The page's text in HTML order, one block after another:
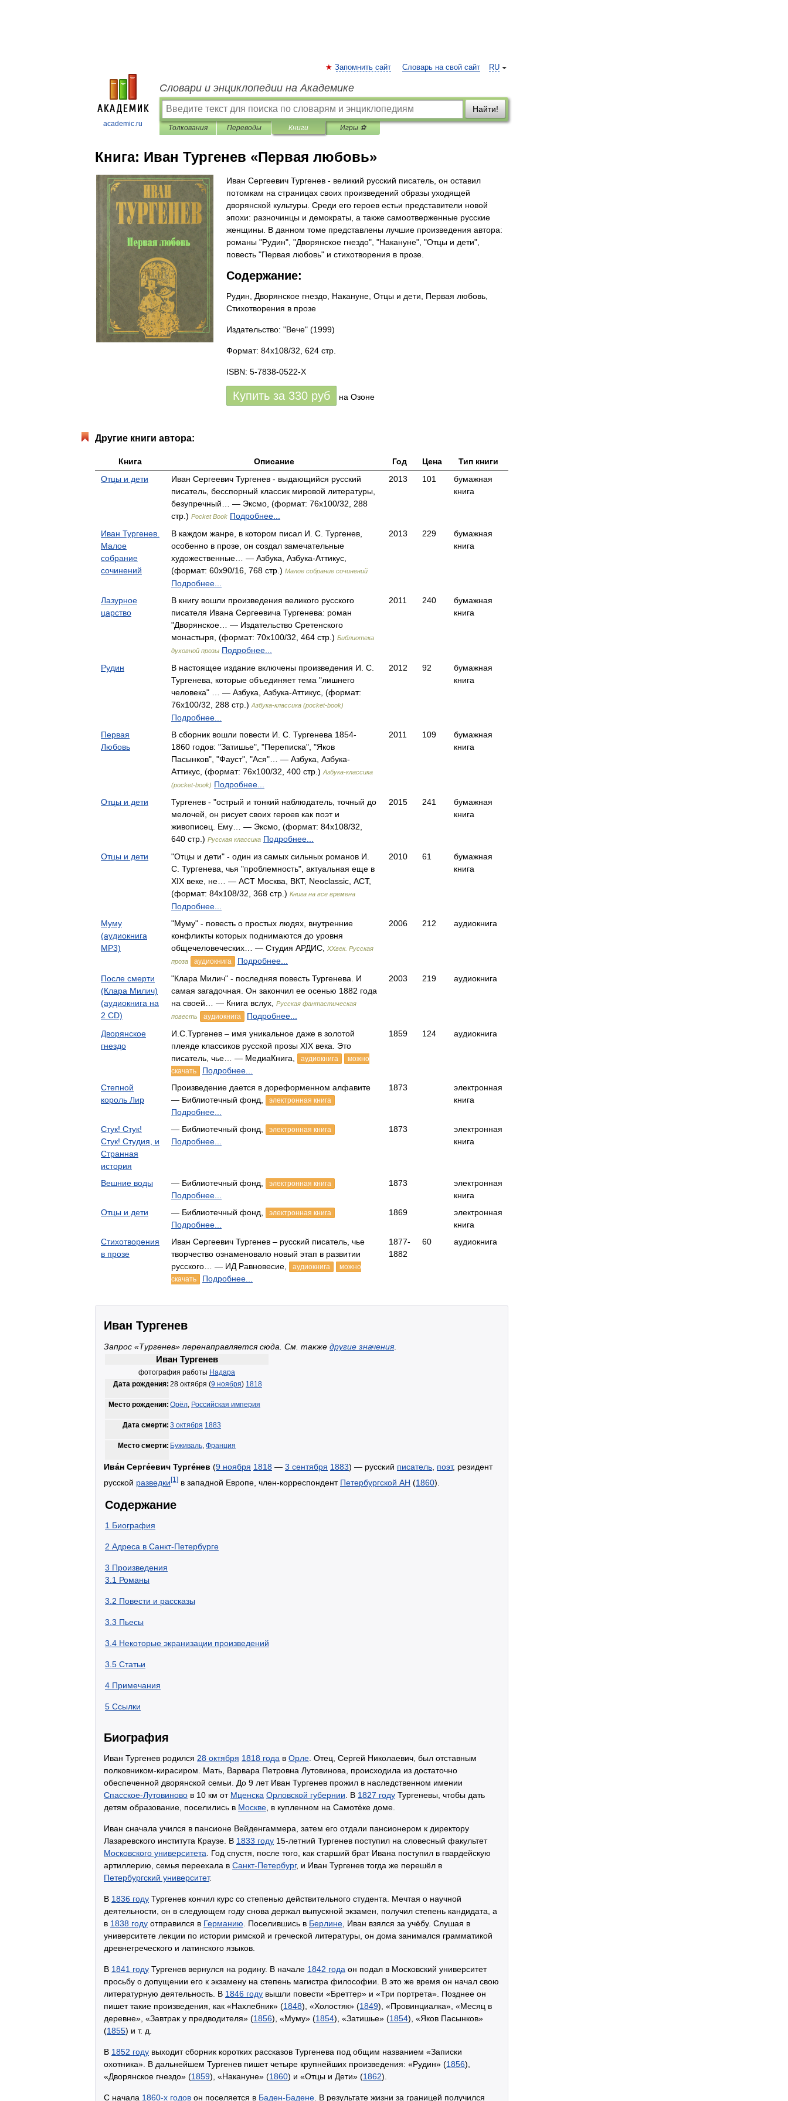
academic.ru
RU
Запомнить сайт Словарь на свой сайт
Словари и энциклопедии на Академике
Найти!
Толкования Переводы Книги Игры ⚽
Книга: Иван Тургенев «Первая любовь»
Иван Сергеевич Тургенев - великий русский писатель, он оставил
потомкам на страницах своих произведений образы уходящей
дворянской культуры. Среди его героев естьи представители новой
эпохи: разночинцы и демократы, а также самоотверженные русские
женщины. В данном томе представлены лучшие произведения автора:
романы "Рудин", "Дворянское гнездо", "Накануне", "Отцы и дети",
повесть "Первая любовь" и стихотворения в прозе.
Содержание:
Рудин, Дворянское гнездо, Накануне, Отцы и дети, Первая любовь,
Стихотворения в прозе
Издательство: "Вече" (1999)
Формат: 84x108/32, 624 стр.
ISBN: 5-7838-0522-X
Купить за 330 руб на Озоне
Другие книги автора:
Книга Описание Год Цена
Тип книги
Отцы и дети
Иван Сергеевич Тургенев - выдающийся русский
писатель, бесспорный классик мировой литературы,
безупречный… — Эксмо, (формат: 76x100/32, 288
стр.) Pocket Book Подробнее...
2013 101
бумажная
книга
Иван Тургенев.
Малое
собрание
сочинений
В каждом жанре, в котором писал И. С. Тургенев,
особенно в прозе, он создал замечательные
художественные… — Азбука, Азбука-Аттикус,
(формат: 60x90/16, 768 стр.) Малое собрание сочинений
Подробнее...
2013 229
бумажная
книга
Лазурное
царство
В книгу вошли произведения великого русского
писателя Ивана Сергеевича Тургенева: роман
"Дворянское… — Издательство Сретенского
монастыря, (формат: 70x100/32, 464 стр.) Библиотека
духовной прозы Подробнее...
2011 240
бумажная
книга
Рудин
В настоящее издание включены произведения И. С.
Тургенева, которые объединяет тема "лишнего
человека" … — Азбука, Азбука-Аттикус, (формат:
76x100/32, 288 стр.) Азбука-классика (pocket-book)
Подробнее...
2012 92
бумажная
книга
Первая
Любовь
В сборник вошли повести И. С. Тургенева 1854-
1860 годов: "Затишье", "Переписка", "Яков
Пасынков", "Фауст", "Ася"… — Азбука, Азбука-
Аттикус, (формат: 76x100/32, 400 стр.) Азбука-классика
(pocket-book) Подробнее...
2011 109
бумажная
книга
Отцы и дети
Тургенев - "острый и тонкий наблюдатель, точный до
мелочей, он рисует своих героев как поэт и
живописец. Ему… — Эксмо, (формат: 84x108/32,
640 стр.) Русская классика Подробнее...
2015 241
бумажная
книга
Отцы и дети
"Отцы и дети" - один из самых сильных романов И.
С. Тургенева, чья "проблемность", актуальная еще в
XIX веке, не… — АСТ Москва, ВКТ, Neoclassic, АСТ,
(формат: 84x108/32, 368 стр.) Книга на все времена
Подробнее...
2010 61
бумажная
книга
Муму
(аудиокнига
MP3)
"Муму" - повесть о простых людях, внутренние
конфликты которых поднимаются до уровня
общечеловеческих… — Студия АРДИС,
XXвек. Русская
проза
аудиокнига Подробнее...
2006 212 аудиокнига
После смерти
(Клара Милич)
(аудиокнига на
2 CD)
"Клара Милич" - последняя повесть Тургенева. И
самая загадочная. Он закончил ее осенью 1882 года
на своей… — Книга вслух,
Русская фантастическая
повесть
аудиокнига Подробнее...
2003 219 аудиокнига
Дворянское
гнездо
И.С.Тургенев – имя уникальное даже в золотой
плеяде классиков русской прозы XIX века. Это
писатель, чье… — МедиаКнига,
аудиокнига
можно
скачать
Подробнее...
1859 124 аудиокнига
Степной
король Лир
Произведение дается в дореформенном алфавите
— Библиотечный фонд,
электронная книга
Подробнее...
1873
электронная
книга
Стук! Стук!
Стук! Студия, и
Странная
история
— Библиотечный фонд, электронная книга
Подробнее...
1873
электронная
книга
Вешние воды — Библиотечный фонд, электронная книга
Подробнее...
1873
электронная
книга
Отцы и дети
— Библиотечный фонд, электронная книга
Подробнее...
1869
электронная
книга
Стихотворения
в прозе
Иван Сергеевич Тургенев – русский писатель, чье
творчество ознаменовало новый этап в развитии
русского… — ИД Равновесие,
аудиокнига
можно
скачать
Подробнее...
1877-
1882
60 аудиокнига
Иван Тургенев
Запрос «Тургенев» перенаправляется сюда. Cм. также другие значения.
Иван Тургенев
фотография работы Надара
Дата рождения: 28 октября (9 ноября) 1818
Место рождения: Орёл, Российская империя
Дата смерти: 3 октября 1883
Место смерти: Буживаль, Франция
Ива́н Серге́евич Турге́нев (9 ноября 1818 — 3 сентября 1883) — русский писатель поэт, резидент
русской разведки[1] в западной Европе, член-корреспондент Петербургской АН (1860).
Содержание
1 Биография
2 Адреса в Санкт-Петербурге
3 Произведения
3.1 Романы
3.2 Повести и рассказы
3.3 Пьесы
3.4 Некоторые экранизации произведений
3.5 Статьи
4 Примечания
5 Ссылки
Биография
Иван Тургенев родился 28 октября 1818 года в Орле . Отец, Сергей Николаевич, был отставным
полковником-кирасиром. Мать, Варвара Петровна Лутовинова, происходила из достаточно
обеспеченной дворянской семьи. До 9 лет Иван Тургенев прожил в наследственном имении
Спасское-Лутовиново в 10 км от Мценска Орловской губернии . В 1827 году Тургеневы, чтобы дать
детям образование, поселились в Москве , в купленном на Самотёке доме.
Иван сначала учился в пансионе Вейденгаммера, затем его отдали пансионером к директору
Лазаревского института Краузе. В 1833 году 15-летний Тургенев поступил на словесный факультет
Московского университета . Год спустя, после того, как старший брат Ивана поступил в гвардейскую
артиллерию, семья переехала в Санкт-Петербург, и Иван Тургенев тогда же перешёл в
Петербургский университет.
В 1836 году Тургенев кончил курс со степенью действительного студента. Мечтая о научной
деятельности, он в следующем году снова держал выпускной экзамен, получил степень кандидата, а
в 1838 году отправился в Германию . Поселившись в Берлине , Иван взялся за учёбу. Слушая в
университете лекции по истории римской и греческой литературы, он дома занимался грамматикой
древнегреческого и латинского языков.
В 1841 году Тургенев вернулся на родину. В начале 1842 года он подал в Московский университет
просьбу о допущении его к экзамену на степень магистра философии. В это же время он начал свою
литературную деятельность. В 1846 году вышли повести «Бреттер» и «Три портрета». Позднее он
пишет такие произведения, как «Нахлебник» (1848), «Холостяк» (1849), «Провинциалка», «Месяц в
деревне», «Завтрак у предводителя» (1856), «Муму» (1854), «Затишье» (1854), «Яков Пасынков»
(1855) и т. д.
В 1852 году выходит сборник коротких рассказов Тургенева под общим названием «Записки
охотника». В дальнейшем Тургенев пишет четыре крупнейших произведения: «Рудин» (1856),
«Дворянское гнездо» (1859), «Накануне» (1860) и «Отцы и Дети» (1862).
С начала 1860-х годов он поселяется в Баден-Бадене . В результате жизни за границей получился